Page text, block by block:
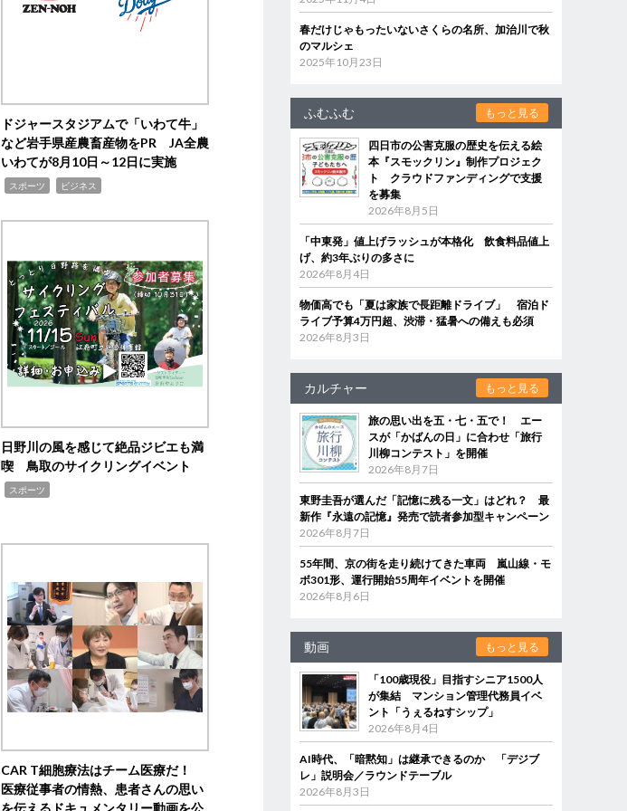
ドジャースタジアムで「いわて牛」
など岩手県産農畜産物をPR JA全農
いわてが8月10日～12日に実施
スポーツ ビジネス
日野川の風を感じて絶品ジビエも満
喫 鳥取のサイクリングイベント
スポーツ
CAR T細胞療法はチーム医療だ！
医療従事者の情熱、患者さんの思い
を伝えるドキュメンタリー動画を公
春だけじゃもったいないさくらの名所、加治川で秋
のマルシェ
2025年10月23日
ふむふむ もっと見る
四日市の公害克服の歴史を伝える絵
本『スモックリン』制作プロジェク
ト クラウドファンディングで支援
を募集
2026年8月5日
「中東発」値上げラッシュが本格化 飲食料品値上
げ、約3年ぶりの多さに
2026年8月4日
物価高でも「夏は家族で長距離ドライブ」 宿泊ド
ライブ予算4万円超、渋滞・猛暑への備えも必須
2026年8月3日
カルチャー もっと見る
旅の思い出を五・七・五で！ エー
スが「かばんの日」に合わせ「旅行
川柳コンテスト」を開催
2026年8月7日
東野圭吾が選んだ「記憶に残る一文」はどれ？ 最
新作『永遠の記憶』発売で読者参加型キャンペーン
2026年8月7日
55年間、京の街を走り続けてきた車両 嵐山線・モ
ボ301形、運行開始55周年イベントを開催
2026年8月6日
動画 もっと見る
「100歳現役」目指すシニア1500人
が集結 マンション管理代務員イベ
ント「うぇるねすシップ」
2026年8月4日
AI時代、「暗黙知」は継承できるのか 「デジブ
レ」説明会／ラウンドテーブル
2026年8月3日